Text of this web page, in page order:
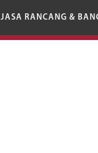
JASA RANCANG &